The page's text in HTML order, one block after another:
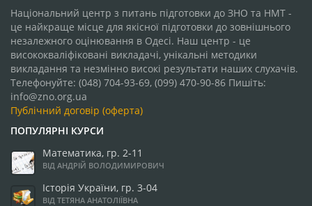
Національний центр з питань підготовки до ЗНО та НМТ -
це найкраще місце для якісної підготовки до зовнішнього
незалежного оцінювання в Одесі. Наш центр - це
висококваліфіковані викладачі, унікальні методики
викладання та незмінно високі результати наших слухачів.
Телефонуйте: (048) 704-93-69, (099) 470-90-86 Пишіть:
info@zno.org.ua
Публічний договір (оферта)
ПОПУЛЯРНІ КУРСИ
Математика, гр. 2-11
ВІД АНДРІЙ ВОЛОДИМИРОВИЧ
Історія України, гр. 3-04
ВІД ТЕТЯНА АНАТОЛІЇВНА